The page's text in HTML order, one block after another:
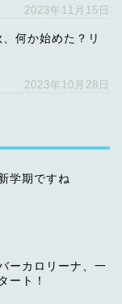
2023年11月15日
何か始めた？リ
2023年10月28日
学期ですね
ーカロリーナ、一
ート！